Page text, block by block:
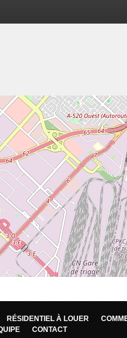
RÉSIDENTIEL À LOUER
CONTACT